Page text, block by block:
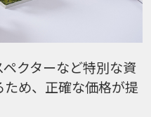
クターなど特別な資
め、正確な価格が提